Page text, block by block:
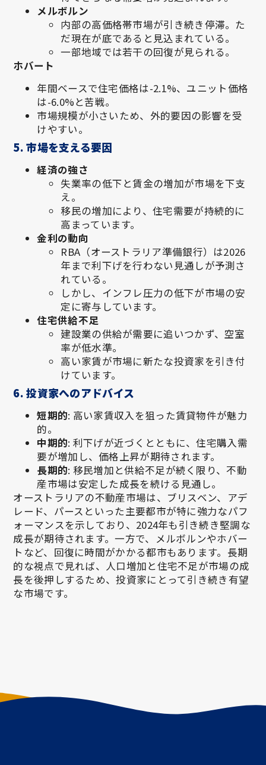
メルボルン
内部の高価格帯市場が引き続き停滞。た
だ現在が底であると見込まれている。
一部地域では若干の回復が見られる。
ホバート
年間ベースで住宅価格は-2.1%、ユニット価格
は-6.0%と苦戦。
市場規模が小さいため、外的要因の影響を受
けやすい。
5. 市場を支える要因
経済の強さ
失業率の低下と賃金の増加が市場を下支
え。
移民の増加により、住宅需要が持続的に
高まっています。
金利の動向
RBA（オーストラリア準備銀行）は2026
年まで利下げを行わない見通しが予測さ
れている。
しかし、インフレ圧力の低下が市場の安
定に寄与しています。
住宅供給不足
建設業の供給が需要に追いつかず、空室
率が低水準。
高い家賃が市場に新たな投資家を引き付
けています。
6. 投資家へのアドバイス
短期的: 高い家賃収入を狙った賃貸物件が魅力
的。
中期的: 利下げが近づくとともに、住宅購入需
要が増加し、価格上昇が期待されます。
長期的: 移民増加と供給不足が続く限り、不動
産市場は安定した成長を続ける見通し。
オーストラリアの不動産市場は、ブリスベン、アデ
レード、パースといった主要都市が特に強力なパフ
ォーマンスを示しており、2024年も引き続き堅調な
成長が期待されます。一方で、メルボルンやホバー
トなど、回復に時間がかかる都市もあります。長期
的な視点で見れば、人口増加と住宅不足が市場の成
長を後押しするため、投資家にとって引き続き有望
な市場です。